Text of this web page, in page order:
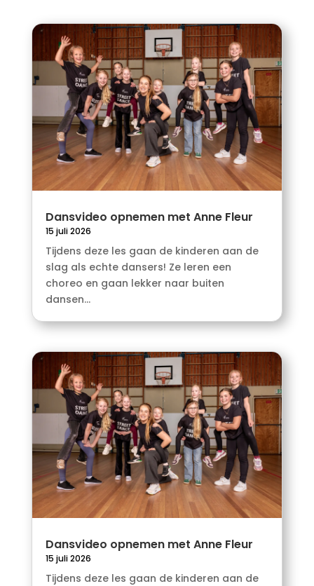
Dansvideo opnemen met Anne Fleur
15 juli 2026
Tijdens deze les gaan de kinderen aan de
slag als echte dansers! Ze leren een
choreo en gaan lekker naar buiten
dansen...
Dansvideo opnemen met Anne Fleur
15 juli 2026
Tijdens deze les gaan de kinderen aan de